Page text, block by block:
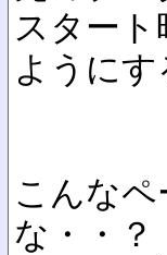
スター
ようにす
こんな
な・・？